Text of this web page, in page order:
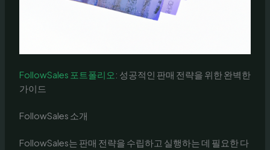
FollowSales 포트폴리오 : 성공적인 판매 전략을 위한 완벽한
가이드
FollowSales 소개
FollowSales는 판매 전략을 수립하고 실행하는 데 필요한 다